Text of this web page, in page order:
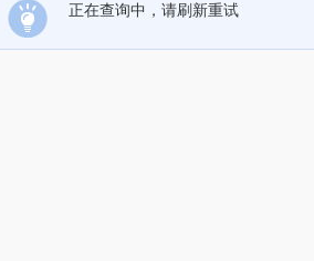
正在查询中，请刷新重试